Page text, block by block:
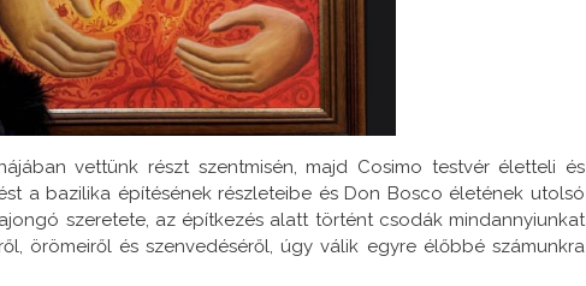
vettünk részt szentmisén, majd Cosimo testvér életteli és
a bazilika építésének részleteibe és Don Bosco életének utolsó
szeretete, az építkezés alatt történt csodák mindannyiunkat
örömeiről és szenvedéséről, úgy válik egyre élőbbé számunkra